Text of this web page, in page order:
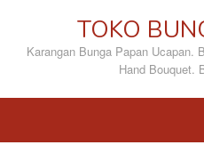
konten
TOKO
Karangan Bunga Papan Ucapan.
Hand Bouquet.